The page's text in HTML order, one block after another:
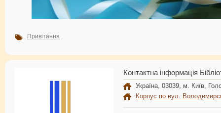
Привітання
Контактна інформація
Україна, 03039, м. Київ,
Корпус по вул.